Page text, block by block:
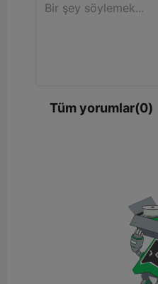
Tüm yorumlar(0)